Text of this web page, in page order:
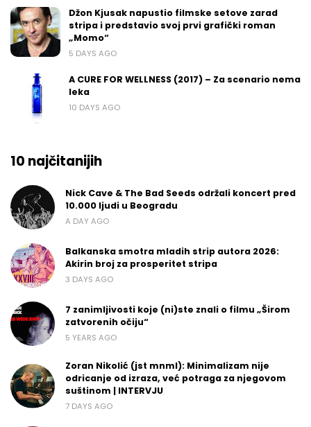
Džon Kjusak napustio filmske setove zarad
stripa i predstavio svoj prvi grafički roman
„Momo“
5 DAYS AGO
A CURE FOR WELLNESS (2017) – Za scenario nema
leka
10 DAYS AGO
10 najčitanijih
Nick Cave & The Bad Seeds održali koncert pred
10.000 ljudi u Beogradu
A DAY AGO
Balkanska smotra mladih strip autora 2026:
Akirin broj za prosperitet stripa
3 DAYS AGO
7 zanimljivosti koje (ni)ste znali o filmu „Širom
zatvorenih očiju“
5 YEARS AGO
Zoran Nikolić (jst mnml): Minimalizam nije
odricanje od izraza, već potraga za njegovom
suštinom | INTERVJU
7 DAYS AGO